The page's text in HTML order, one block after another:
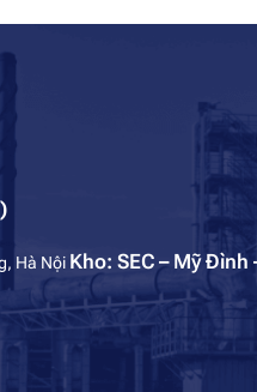
Hà Nội Kho: SEC – Mỹ Đình